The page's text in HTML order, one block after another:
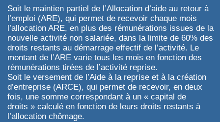
Soit le maintien partiel de l’Allocation d’aide au retour à
l’emploi (ARE), qui permet de recevoir chaque mois
l’allocation ARE, en plus des rémunérations issues de la
nouvelle activité non salariée, dans la limite de 60% des
droits restants au démarrage effectif de l’activité. Le
montant de l’ARE varie tous les mois en fonction des
rémunérations tirées de l’activité reprise.
Soit le versement de l’Aide à la reprise et à la création
d’entreprise (ARCE), qui permet de recevoir, en deux
fois, une somme correspondant à un « capital de
droits » calculé en fonction de leurs droits restants à
l’allocation chômage.